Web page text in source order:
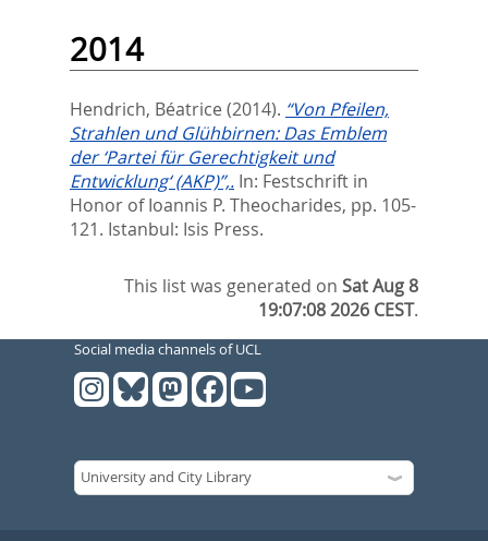
2014
Hendrich, Béatrice (2014). “Von Pfeilen,
Strahlen und Glühbirnen: Das Emblem
der ‘Partei für Gerechtigkeit und
Entwicklung‘ (AKP)”,. In: Festschrift in
Honor of Ioannis P. Theocharides, pp. 105-
121. Istanbul: Isis Press.
This list was generated onSat Aug 8
19:07:08 2026 CEST.
Social media channels of UCL